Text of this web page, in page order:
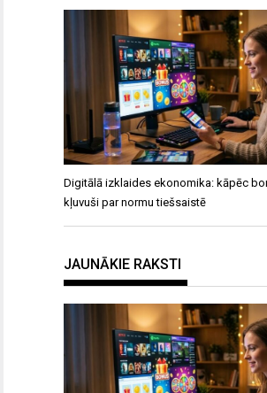
Digitālā izklaides ekonomika: kāpēc
kļuvuši par normu tiešsaistē
JAUNĀKIE RAKSTI